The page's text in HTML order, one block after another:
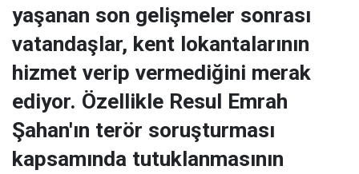
yaşanan son gelişmeler sonrası
vatandaşlar, kent lokantalarının
hizmet verip vermediğini merak
ediyor. Özellikle Resul Emrah
Şahan'ın terör soruşturması
kapsamında tutuklanmasının